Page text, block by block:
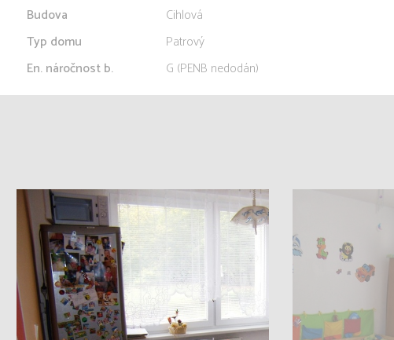
Budova
Cihlová
Typ domu
Patrový
En. náročnost b.
G (PENB nedodán)